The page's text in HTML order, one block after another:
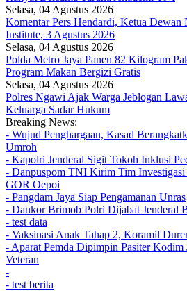
Selasa, 04 Agustus 2026
Komentar Pers Hendardi, Ketua Dewan
Institute, 3 Agustus 2026
Selasa, 04 Agustus 2026
Polda Metro Jaya Panen 82 Kilogram
Program Makan Bergizi Gratis
Selasa, 04 Agustus 2026
Polres Ngawi Ajak Warga Jeblogan
Keluarga Sadar Hukum
Breaking News:
- Wujud Penghargaan, Kasad
Umroh
- Kapolri Jenderal Sigit Tokoh Inklusi
- Danpuspom TNI Kirim Tim
GOR Oepoi
- Pangdam Jaya Siap Pengamanan Unras
- Dankor Brimob Polri Dijabat Jenderal
- test data
- Vaksinasi Anak Tahap 2, Koramil
- Aparat Pemda Dipimpin Pasiter Kodim
Veteran
-
- test berita